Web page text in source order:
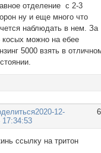
отделение с 2-3
ну и еще много что
наблюдать в нем. За
косых можно на ебее
5000 взять в
2020-12-
17:34:53
ссылку на тритон